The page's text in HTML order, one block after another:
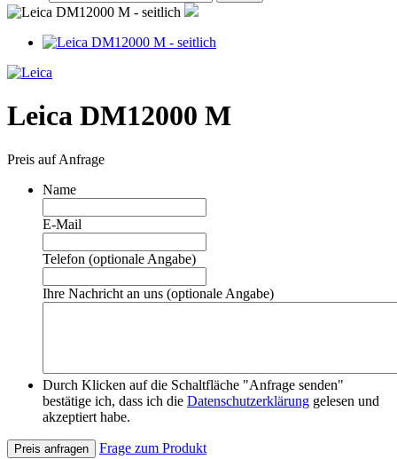
Leica DM12000 M
Preis auf Anfrage
Name
E-Mail
Telefon (optionale Angabe)
Ihre Nachricht an uns (optionale Angabe)
Durch Klicken auf die Schaltfläche "Anfrage senden"
bestätige ich, dass ich die Datenschutzerklärung gelesen und
akzeptiert habe.
Preis anfragen Frage zum Produkt